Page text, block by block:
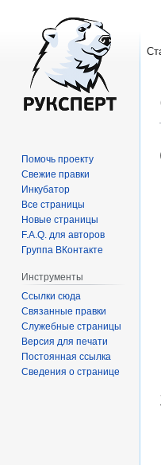
Помочь проекту
Свежие правки
Инкубатор
Все страницы
Новые страницы
F.A.Q. для авторов
Группа ВКонтакте
Инструменты
Ссылки сюда
Связанные правки
Служебные страницы
Версия для печати
Постоянная ссылка
Сведения о странице